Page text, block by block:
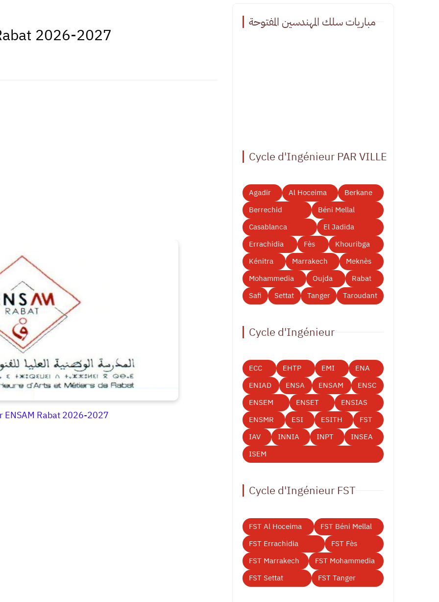
2026-2027
ENSAM Rabat 2026-2027
مباريات سلك المهندسين المفتوحة
Cycle d'Ingénieur PAR VILLE
Agadir Al Hoceima
Berkane
Berrechid
Béni Mellal
Casablanca
El Jadida
Errachidia
Fès
Khouribga
Kénitra
Marrakech
Meknès
Mohammedia
Oujda
Rabat
Safi
Settat Tanger Taroudant
Cycle d'Ingénieur
ECC EHTP EMI
ENA
ENIAD
ENSA ENSAM
ENSC
ENSEM
ENSET
ENSIAS
ENSMR
ESI ESITH
FST
IAV
INNIA INPT
INSEA
ISEM
Cycle d'Ingénieur FST
FST Al Hoceima
FST Béni Mellal
FST Errachidia
FST Fès
FST Marrakech
FST Mohammedia
FST Settat
FST Tanger